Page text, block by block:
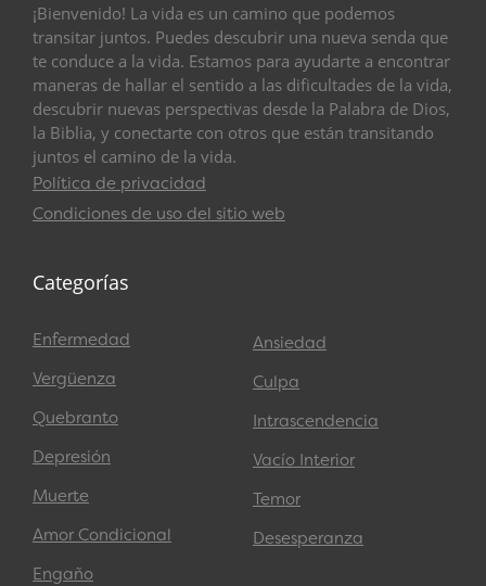
¡Bienvenido! La vida es un camino que podemos
transitar juntos. Puedes descubrir una nueva senda que
te conduce a la vida. Estamos para ayudarte a encontrar
maneras de hallar el sentido a las dificultades de la vida,
descubrir nuevas perspectivas desde la Palabra de Dios,
la Biblia, y conectarte con otros que están transitando
juntos el camino de la vida.
Política de privacidad
Condiciones de uso del sitio web
Categorías
Enfermedad
Vergüenza
Quebranto
Depresión
Muerte
Amor Condicional
Engaño
Ansiedad
Culpa
Intrascendencia
Vacío Interior
Temor
Desesperanza